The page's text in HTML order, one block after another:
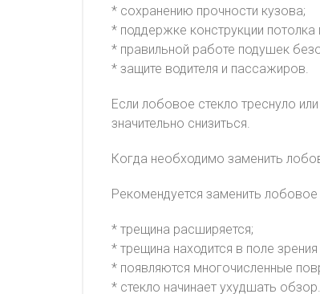
* сохранению прочности кузова;
* поддержке конструкции потолка
* правильной работе подушек
* защите водителя и пассажиров.
Если лобовое стекло треснуло
значительно снизиться.
Когда необходимо заменить
Рекомендуется заменить
* трещина расширяется;
* трещина находится в поле зрения
* появляются многочисленные
* стекло начинает ухудшать обзор.